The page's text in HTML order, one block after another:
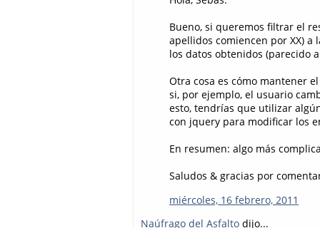
Bueno, si queremos filtrar el
apellidos comiencen por XX) a
los datos obtenidos (parecido
Otra cosa es cómo mantener
si, por ejemplo, el usuario
esto, tendrías que utilizar
con jquery para modificar los
En resumen: algo más
Saludos & gracias por
miércoles, 16 febrero, 2011
Naúfrago del Asfalto dijo...